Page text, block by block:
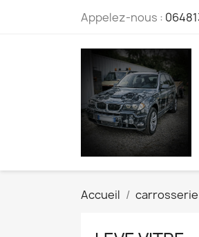
Appelez-nous :
Accueil carrosserie